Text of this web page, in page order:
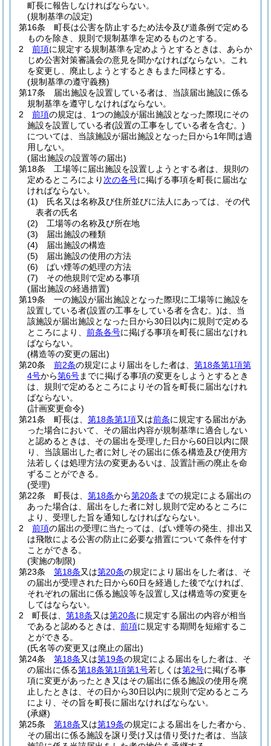
町長に報告しなければならない。
(規制基準の設定)
第16条
町長は公害を防止するため法令及び道条例で定める
ものを除き、規則で規制基準を定めるものとする。
2
前項に規定する規制基準を定めようとするときは、あらか
じめ公害対策審議会の意見を聞かなければならない。
これ
を変更し、廃止しようとするときもまた同様とする。
(規制基準の遵守義務)
第17条
届出施設を設置している者は、当該届出施設に係る
規制基準を遵守しなければならない。
2
前項の規定は、1つの施設が届出施設となった際現にその
施設を設置している者(設置の工事をしている者を含む。)
については、当該施設が届出施設となった日から1年間は適
用しない。
(届出施設の設置等の届出)
第18条
工場等に届出施設を設置しようとする者は、規則の
定めるところにより 次の各号に掲げる事項を町長に届出な
ければならない。
(1)
氏名又は名称及び住所並びに法人にあっては、その代
表者の氏名
(2)
工場等の名称及び所在地
(3)
届出施設の種類
(4)
届出施設の構造
(5)
届出施設の使用の方法
(6)
ばい煙等の処理の方法
(7)
その他規則で定める事項
(届出施設の経過措置)
第19条
一の施設が届出施設となった際現に工場等に施設を
設置している者(設置の工事をしている者を含む。)は、当
該施設が届出施設となった日から30日以内に規則で定める
ところにより、 前条各号に掲げる事項を町長に届出なけれ
ばならない。
(構造等の変更の届出)
第20条
前2条の規定により届出をした者は、 第18条第1項第
4号から第6号までに掲げる事項の変更をしようとするとき
は、規則で定めるところによりその旨を町長に届出なけれ
ばならない。
(計画変更命令)
第21条
町長は、 第18条第1項又は前条に規定する届出があ
った場合において、その届出内容が規制基準に適合しない
と認めるときは、その届出を受理した日から60日以内に限
り、当該届出した者に対しその届出に係る構造及び使用方
法若しくは処理方法の変更あるいは、設置計画の廃止を命
ずることができる。
(受理)
第22条
町長は、 第18条から第20条 までの規定による届出の
あった場合は、届出をした者に対し規則で定めるところに
より、受理した旨を通知しなければならない。
2
前項の届出の受理に当たっては、ばい煙等の発生、排出又
は飛散による公害の防止に必要な措置について条件を付す
ことができる。
(実施の制限)
第23条
第18条又は第20条の規定により届出をした者は、そ
の届出が受理された日から60日を経過した後でなければ、
それぞれの届出に係る施設等を設置し又は構造等の変更を
してはならない。
2
町長は、 第18条又は第20条に規定する届出の内容が相当
であると認めるときは、 前項に規定する期間を短縮するこ
とができる。
(氏名等の変更又は廃止の届出)
第24条
第18条又は第19条の規定による届出をした者は、そ
の届出に係る第18条第1項第1号若しくは第2号に掲げる事
項に変更があったとき又はその届出に係る施設の使用を廃
止したときは、その日から30日以内に規則で定めるところ
により、その旨を町長に届出なければならない。
(承継)
第25条
第18条又は第19条の規定による届出をした者から、
その届出に係る施設を譲り受け又は借り受けた者は、当該